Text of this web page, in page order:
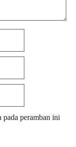
pada peramban ini